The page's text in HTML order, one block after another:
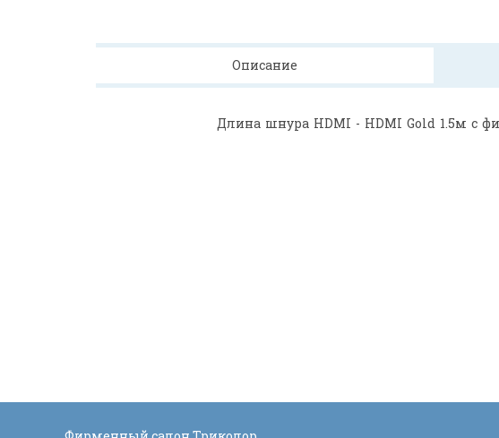
Описание
Длина шнура HDMI - HDMI Gold 1.5м с